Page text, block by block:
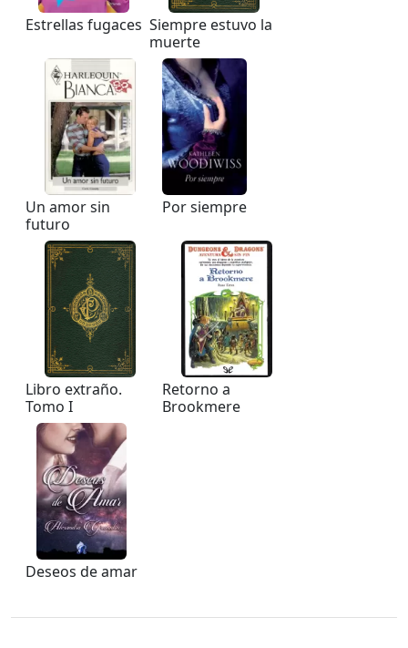
Estrellas fugaces Siempre estuvo la
muerte
Un amor sin
futuro
Por siempre
Libro extraño.
Tomo I
Retorno a
Brookmere
Deseos de amar